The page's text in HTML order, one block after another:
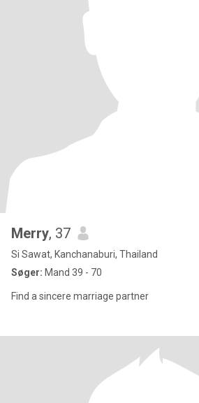
Merry, 37
Si Sawat, Kanchanaburi, Thailand
Søger: Mand 39 - 70
Find a sincere marriage partner